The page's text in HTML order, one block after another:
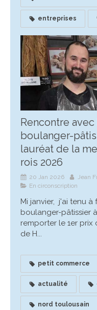
entreprises
Rencontre
boulanger-
lauréat de la
rois 2026
20 Jan 2026
Jean
En circonscription
Mi janvier, j'ai tenu à
boulanger-pâtissier
remporter le 1er
de H...
petit commerce
actualité
nord toulousain